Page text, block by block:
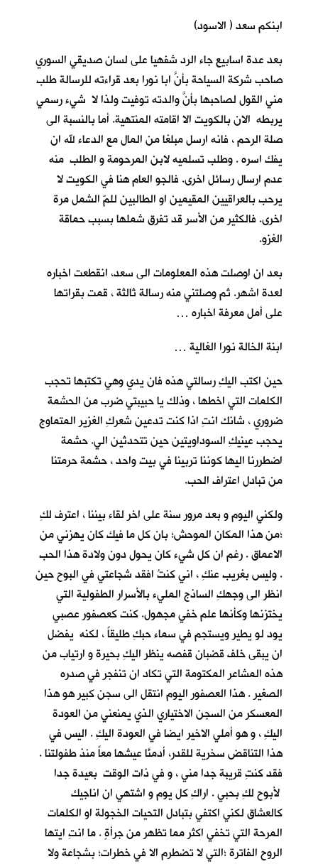
ابنكم سعد ( الاسود)
بعد عدة اسابيع جاء الرد شفهيا على لسان صديقي السوري
صاحب شركة السياحة بأنَّ ابا نورا بعد قراءته للرسالة طلب
مني القول لصاحبها بأنَّ والدته توفيت ولذا لا شيء رسمي
يربطه الان بالكويت الا اقامته المنتهية. أما بالنسبة الى
صلة الرحم ، فانه ارسل مبلغا من المال مع الدعاء لله ان
يفك اسره . وطلب تسلميه لابن المرحومة و الطلب منه
عدم ارسال رسائل اخرى. فالجو العام هنا في الكويت لا
يرحب بالعراقيين المقيمين او الطالبين للمّ الشمل مرة
اخرى. فالكثير من الأسر قد تفرق شملها بسبب حماقة
الغزو.
بعد ان اوصلت هذه المعلومات الى سعد، انقطعت اخباره
لعدة اشهر. ثم وصلتني منه رسالة ثالثة ، قمت بقراتها
على أمل معرفة اخباره …
ابنة الخالة نورا الغالية …
حين اكتب اليكِ رسالتي هذه فان يدي وهي تكتبها تحجب
الكلمات التي اخطها ، وذلك يا حبيبتي ضرب من الحشمة
ضروري ، شانك انتِ اذا كنت تدعين شعركِ الغزير المتماوج
يحجب عينيكِ السوداويتين حين تتحدثين الي. حشمة
اضطررنا اليها كوننا تربينا في بيت واحد ، حشمة حرمتنا
من تبادل اعتراف الحب.
ولكني اليوم و بعد مرور سنة على اخر لقاء بيننا ، اعترف لكِ
؛من هذا المكان الموحش؛ بان كل ما فيك كان يهزني من
الاعماق . رغم ان كل شيء كان يحول دون ولادة هذا الحب
. وليس بغريب عنكِ ، اني كنتُ افقد شجاعتي في البوح حين
انظر الى وجهكِ الساذج المليء بالأسرار الطفولية التي
يختزنها وكأنها علم خفي مجهول. كنت كعصفور عصبي
يود لو يطير ويستجم في سماء حبكِ طليقاً ، لكنه يفضل
ان يبقى خلف قضبان قفصه ينظر اليكِ بحيرة و ارتياب من
هذه المشاعر المكتومة التي تكاد ان تنفجر في صدره
الصغير . هذا العصفور اليوم انتقل الى سجن كبير هو هذا
المعسكر من السجن الاختياري الذي يمنعني من العودة
اليكِ ، و هو أملي الاخير ايضا في العودة اليكِ . اليس في
هذا التناقض سخرية للقدر، أدمنَّا عيشها معاً منذ طفولتنا .
فقد كنتِ قريبة جدا مني ، و في ذات الوقت بعيدة جدا
لأبوح لكِ بحبي . اراكِ كل يوم و اشتهي ان اناجيك
كالعشاق لكني اكتفي بتبادل التحيات الخجولة او الكلمات
المرحة التي تخفي اكثر مما تظهر من جرأةٍ . ما انتِ ايتها
الروح الفاترة ؛التي لا تضطرم الا في خطرات؛ بشجاعة ولا